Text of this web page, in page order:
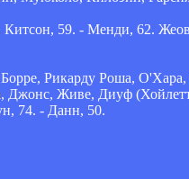
59. - Менди, 62.
Рикарду Роша,
Джонс, Живе, Диуф
74. - Данн, 50.